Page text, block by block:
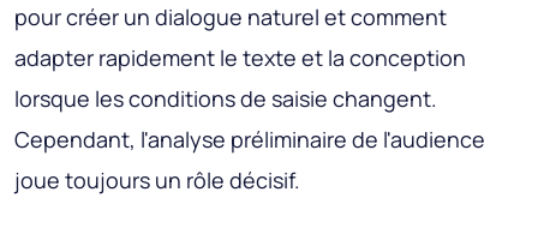
pour créer un dialogue naturel et comment
adapter rapidement le texte et la conception
lorsque les conditions de saisie changent.
Cependant, l'analyse préliminaire de l'audience
joue toujours un rôle décisif.